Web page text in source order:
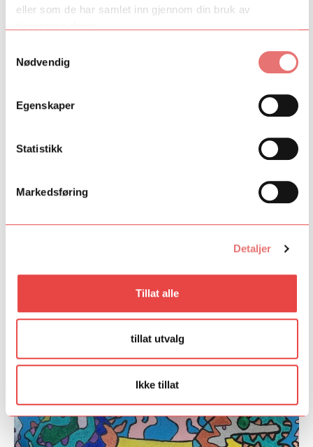
eller som de har samlet inn gjennom din bruk av
Nødvendig
Egenskaper
Statistikk
Markedsføring
Detaljer
Tillat alle
tillat utvalg
Ikke tillat
Joachim Trier?
det? Det blir både nerdete og interessant når to garvede